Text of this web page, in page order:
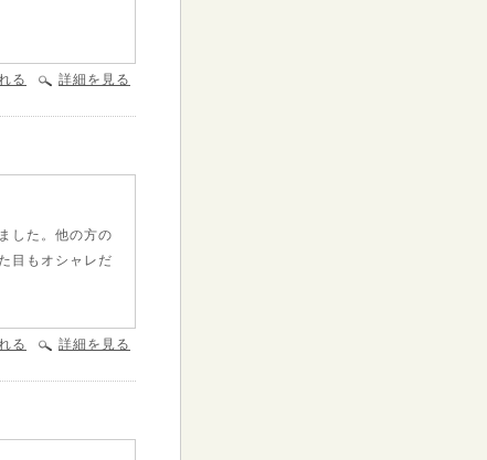
詳細を見る
る
した。他の方の
目もオシャレだ
詳細を見る
る